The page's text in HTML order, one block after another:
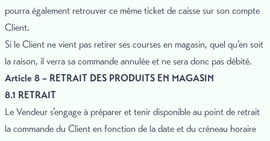
pourra également retrouver ce même ticket de caisse sur son compte
Client.
Si le Client ne vient pas retirer ses courses en magasin, quel qu’en soit
la raison, il verra sa commande annulée et ne sera donc pas débité.
Article 8 – RETRAIT DES PRODUITS EN MAGASIN
8.1 RETRAIT
Le Vendeur s’engage à préparer et tenir disponible au point de retrait
la commande du Client en fonction de la date et du créneau horaire